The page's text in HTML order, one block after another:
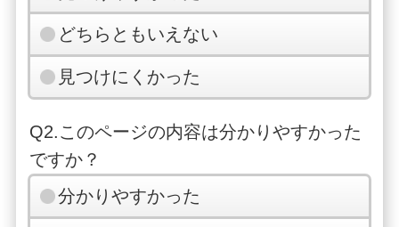
どちらともいえない
見つけにくかった
Q2.このページの内容は分かりやすかった
ですか？
分かりやすかった